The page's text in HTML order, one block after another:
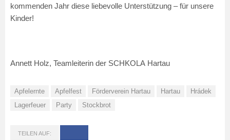
kommenden Jahr diese liebevolle Unterstützung – für unsere
Kinder!
Annett Holz, Teamleiterin der SCHKOLA Hartau
Apfelernte Apfelfest Förderverein Hartau Hartau
Hrádek
Lagerfeuer
Party Stockbrot
TEILEN AUF: